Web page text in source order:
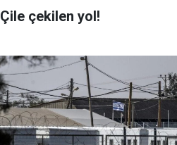
Çile çekilen yol!